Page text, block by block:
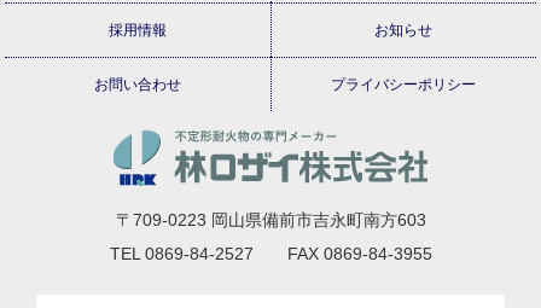
採用情報 お知らせ
お問い合わせ プライバシーポリシー
〒709-0223 岡山県備前市吉永町南方603
TEL 0869-84-2527 FAX 0869-84-3955